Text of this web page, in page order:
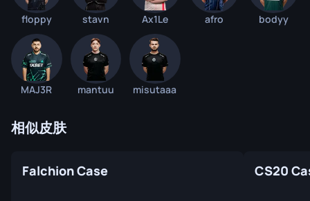
floppy stavn Ax1Le afro bodyy
MAJ3R mantuu misutaaa
相似皮肤
Falchion Case CS20